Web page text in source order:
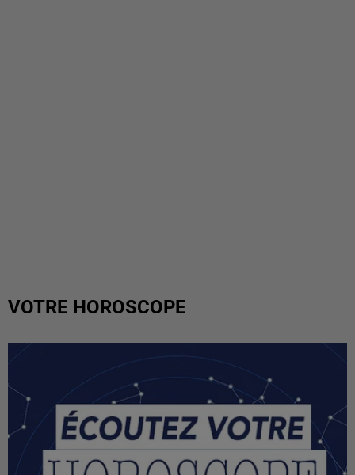
VOTRE HOROSCOPE